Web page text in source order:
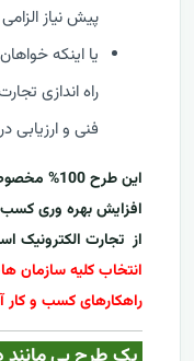
پیش نیاز
یا اینکه
راه اندازی
فنی و ارزیابی
این طرح
افزایش بهره وری کسب
از تجارت الکترونیک
انتخاب کلیه سازمان
راهکارهای کسب و کار